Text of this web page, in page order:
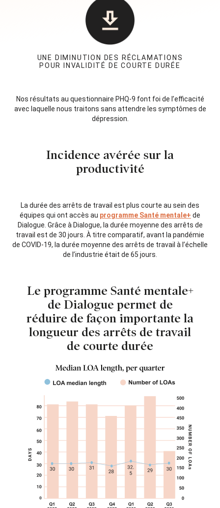
UNE DIMINUTION DES RÉCLAMATIONS
POUR INVALIDITÉ DE COURTE DURÉE
Nos résultats au questionnaire PHQ-9 font foi de l’efficacité
avec laquelle nous traitons sans attendre les symptômes de
dépression.
Incidence avérée sur la
productivité
La durée des arrêts de travail est plus courte au sein des
équipes qui ont accès au programme Santé mentale+ de
Dialogue. Grâce à Dialogue, la durée moyenne des arrêts de
travail est de 30 jours. À titre comparatif, avant la pandémie
de COVID-19, la durée moyenne des arrêts de travail à l’échelle
de l’industrie était de 65 jours.
Le programme Santé mentale+
de Dialogue permet de
réduire de façon importante la
longueur des arrêts de travail
de courte durée